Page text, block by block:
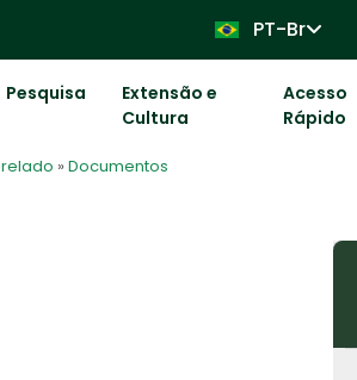
PT-Br
Pesquisa
Extensão e
Cultura
Acesso
Rápido
» Documentos